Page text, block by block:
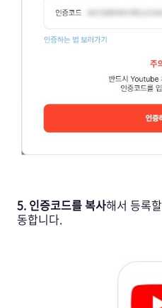
5. 인증코드를 복사해서 등록할
동합니다.